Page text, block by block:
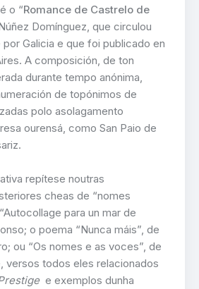
o “Romance de Castrelo de
Domínguez, que circulou
Galicia e que foi publicado en
A composición, de ton
durante tempo anónima,
de topónimos de
polo asolagamento
ourensá, como San Paio de
repítese noutras
cheas de “nomes
para un mar de
o poema “Nunca máis”, de
ou “Os nomes e as voces”, de
versos todos eles relacionados
e exemplos dunha